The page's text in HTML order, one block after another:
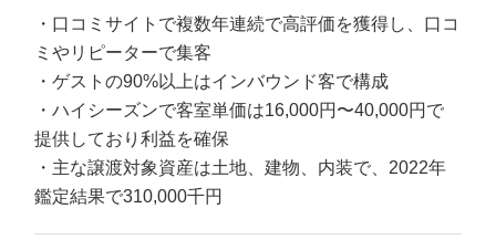
・口コミサイトで複数年連続で高評価を獲得し、口コ
ミやリピーターで集客
・ゲストの90%以上はインバウンド客で構成
・ハイシーズンで客室単価は16,000円〜40,000円で
提供しており利益を確保
・主な譲渡対象資産は土地、建物、内装で、2022年
鑑定結果で310,000千円